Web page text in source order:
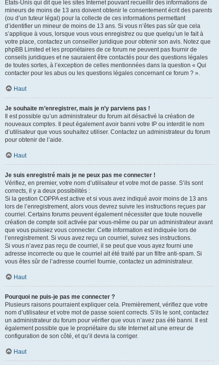
États-Unis qui dit que les sites Internet pouvant recueillir des informations de
mineurs de moins de 13 ans doivent obtenir le consentement écrit des parents
(ou d’un tuteur légal) pour la collecte de ces informations permettant
d’identifier un mineur de moins de 13 ans. Si vous n’êtes pas sûr que cela
s’applique à vous, lorsque vous vous enregistrez ou que quelqu’un le fait à
votre place, contactez un conseiller juridique pour obtenir son avis. Notez que
phpBB Limited et les propriétaires de ce forum ne peuvent pas fournir de
conseils juridiques et ne sauraient être contactés pour des questions légales
de toutes sortes, à l’exception de celles mentionnées dans la question « Qui
contacter pour les abus ou les questions légales concernant ce forum ? ».
Haut
Je souhaite m’enregistrer, mais je n’y parviens pas !
Il est possible qu’un administrateur du forum ait désactivé la création de
nouveaux comptes. Il peut également avoir banni votre IP ou interdit le nom
d’utilisateur que vous souhaitez utiliser. Contactez un administrateur du forum
pour obtenir de l’aide.
Haut
Je suis enregistré mais je ne peux pas me connecter !
Vérifiez, en premier, votre nom d’utilisateur et votre mot de passe. S’ils sont
corrects, il y a deux possibilités :
Si la gestion COPPA est active et si vous avez indiqué avoir moins de 13 ans
lors de l’enregistrement, alors vous devrez suivre les instructions reçues par
courriel. Certains forums peuvent également nécessiter que toute nouvelle
création de compte soit activée par vous-même ou par un administrateur avant
que vous puissiez vous connecter. Cette information est indiquée lors de
l’enregistrement. Si vous avez reçu un courriel, suivez ses instructions.
Si vous n’avez pas reçu de courriel, il se peut que vous ayez fourni une
adresse incorrecte ou que le courriel ait été traité par un filtre anti-spam. Si
vous êtes sûr de l’adresse courriel fournie, contactez un administrateur.
Haut
Pourquoi ne puis-je pas me connecter ?
Plusieurs raisons pourraient expliquer cela. Premièrement, vérifiez que votre
nom d’utilisateur et votre mot de passe soient corrects. S’ils le sont, contactez
un administrateur du forum pour vérifier que vous n’avez pas été banni. Il est
également possible que le propriétaire du site Internet ait une erreur de
configuration de son côté, et qu’il devra la corriger.
Haut